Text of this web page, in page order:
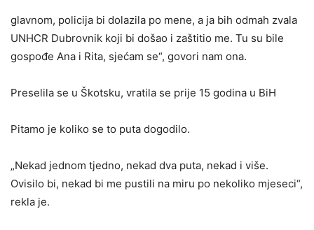
glavnom, policija bi dolazila po mene, a ja bih odmah zvala
UNHCR Dubrovnik koji bi došao i zaštitio me. Tu su bile
gospođe Ana i Rita, sjećam se“, govori nam ona.
Preselila se u Škotsku, vratila se prije 15 godina u BiH
Pitamo je koliko se to puta dogodilo.
„Nekad jednom tjedno, nekad dva puta, nekad i više.
Ovisilo bi, nekad bi me pustili na miru po nekoliko mjeseci“,
rekla je.